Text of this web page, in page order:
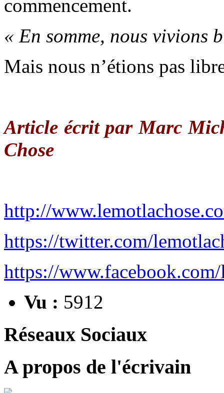
commencement.
« En somme, nous vivions
Mais nous n’étions pas
Article écrit par Marc
Chose
http://
https://twitter.com/
https://
Vu : 5912
Réseaux Sociaux
A propos de l'écrivain